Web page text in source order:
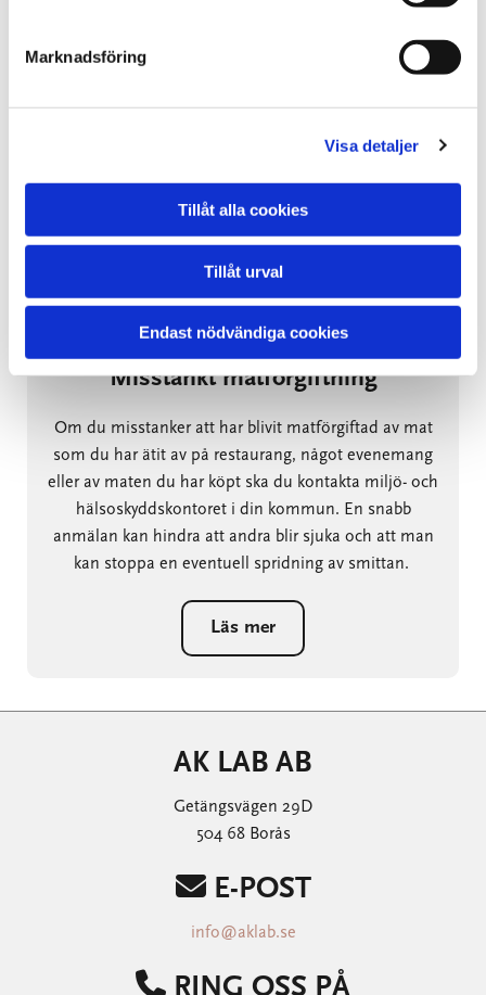
Marknadsföring
Visa detaljer
Tillåt alla cookies
Tillåt urval
Endast nödvändiga cookies
provtagningsmaterial finns att tillgå på vårt
laboratorium.
Läs mer
Misstänkt matförgiftning
Om du misstanker att har blivit matförgiftad av mat
som du har ätit av på restaurang, något evenemang
eller av maten du har köpt ska du kontakta miljö- och
hälsoskyddskontoret i din kommun. En snabb
anmälan kan hindra att andra blir sjuka och att man
kan stoppa en eventuell spridning av smittan.
Läs mer
AK LAB AB
Getängsvägen 29D
504 68 Borås
E-POST
info@aklab.se
 RING OSS PÅ